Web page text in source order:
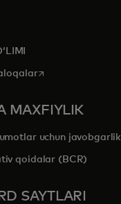
a new tab
opens in a new tab
MAXFIYLIK
uchun javobgarlik
qoidalar (BCR)
SAYTLARI